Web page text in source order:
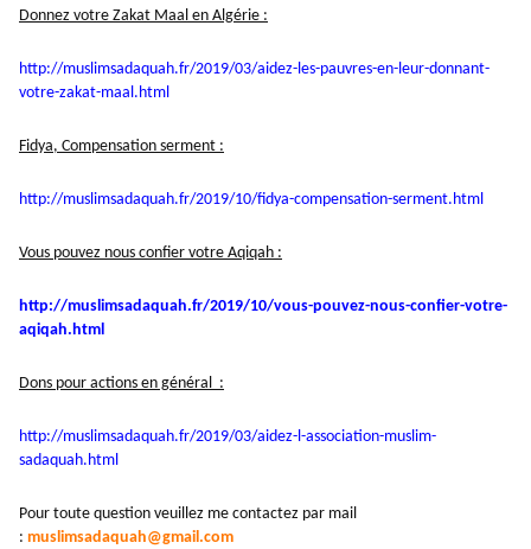
Donnez votre Zakat Maal en Algérie :
http://muslimsadaquah.fr/2019/03/aidez-les-pauvres-en-leur-donnant-
votre-zakat-maal.html
Fidya, Compensation serment :
http://muslimsadaquah.fr/2019/10/fidya-compensation-serment.html
Vous pouvez nous confier votre Aqiqah :
http://muslimsadaquah.fr/2019/10/vous-pouvez-nous-confier-votre-
aqiqah.html
Dons pour actions en général :
http://muslimsadaquah.fr/2019/03/aidez-l-association-muslim-
sadaquah.html
Pour toute question veuillez me contactez par mail
: muslimsadaquah@gmail.com